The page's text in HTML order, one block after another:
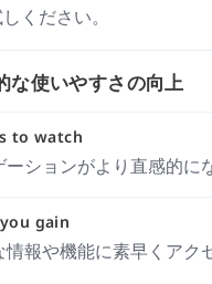
ください。
な使いやすさの向上
to watch
ーションがより直感的に
gain
情報や機能に素早くアク